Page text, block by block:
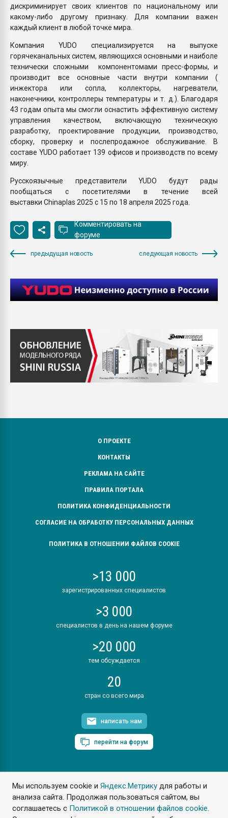
Мы используем cookie иЯндекс.Метрику для работы и
анализа сайта. Продолжая пользоваться сайтом, вы
соглашаетесь с Политикой в отношении файлов cookie.
дискриминирует своих клиентов по национальному или
какому-либо другому признаку. Для компании важен
каждый клиент в любой точке мира.
Компания YUDO специализируется на выпуске
горячеканальных систем, являющихся основными и наиболе
технически сложными компонентомами пресс-формы, и
производит все основные части внутри компании (
инжектора или сопла, коллекторы, нагреватели,
наконечники, контроллеры температуры и т. д.). Благодаря
43 годам опыта мы смогли оснастить эффективную систему
управления качеством, включающую техническую
разработку, проектирование продукции, производство,
сборку, проверку и послепродажное обслуживание. В
составе YUDO работает 139 офисов и производств по всему
миру.
Русскоязычные представители YUDO будут рады
пообщаться с посетителями в течение всей
выставки Chinaplas 2025 с 15 по 18 апреля 2025 года.
Комментировать на
форуме
предыдущая новость следующая новость
О ПРОЕКТЕ
КОНТАКТЫ
РЕКЛАМА НА САЙТЕ
ПРАВИЛА ПОРТАЛА
ПОЛИТИКА КОНФИДЕНЦИАЛЬНОСТИ
СОГЛАСИЕ НА ОБРАБОТКУ ПЕРСОНАЛЬНЫХ ДАННЫХ
ПОЛИТИКА В ОТНОШЕНИИ ФАЙЛОВ COOKIE
>13 000
зарегистрированных специалистов
>3 000
специалистов в день на нашем форуме
>20 000
тем обсуждается
20
стран со всего мира
написать нам
перейти на форум
ПластЭксперт © 2006. Все права защищены
Разрешается копирование материалов сайта с обязательной
ссылкой на www.e-plastic.ru